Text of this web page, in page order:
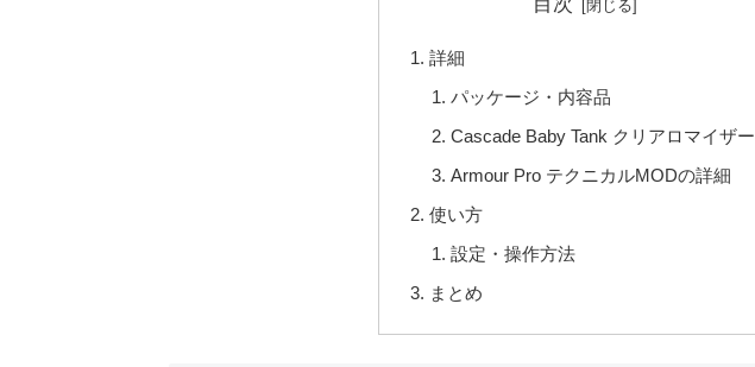
詳細
パッケージ・内容品
Cascade Baby Tank クリアロマイザー
Armour Pro テクニカルMODの詳細
使い方
設定・操作方法
まとめ